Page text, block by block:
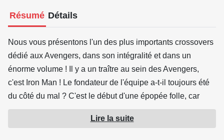
Résumé Détails
Nous vous présentons l'un des plus importants crossovers
dédié aux Avengers, dans son intégralité et dans un
énorme volume ! Il y a un traître au sein des Avengers,
c'est Iron Man ! Le fondateur de l'équipe a-t-il toujours été
du côté du mal ? C'est le début d'une épopée folle, car
pour sauver le présent, les Avengers vont devoir faire
appel au passé et au jeune Tony Stark. Cet album
Lire la suite